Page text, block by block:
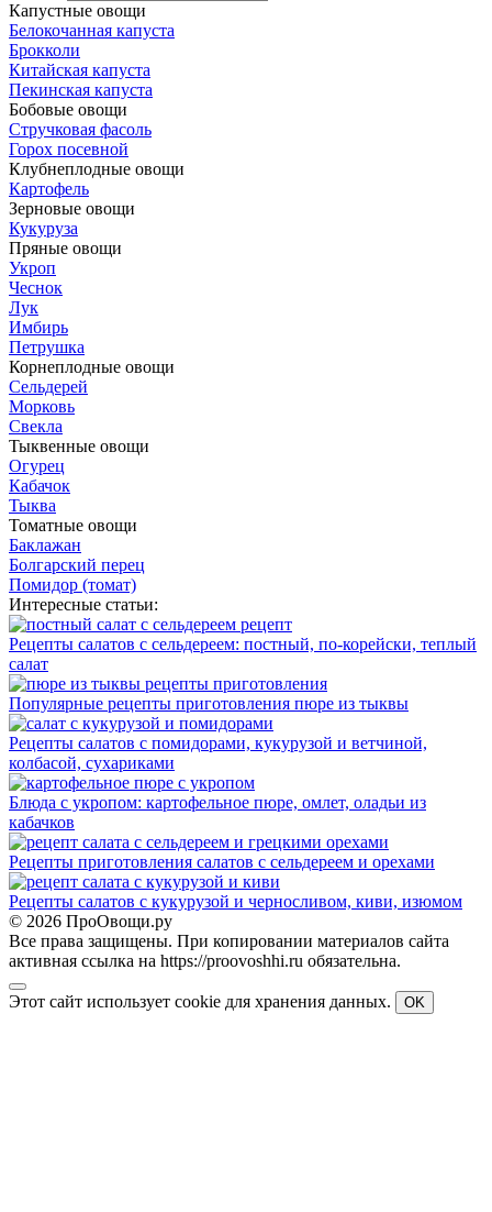
Капустные овощи
Белокочанная капуста
Брокколи
Китайская капуста
Пекинская капуста
Бобовые овощи
Стручковая фасоль
Горох посевной
Клубнеплодные овощи
Картофель
Зерновые овощи
Кукуруза
Пряные овощи
Укроп
Чеснок
Лук
Имбирь
Петрушка
Корнеплодные овощи
Сельдерей
Морковь
Свекла
Тыквенные овощи
Огурец
Кабачок
Тыква
Томатные овощи
Баклажан
Болгарский перец
Помидор (томат)
Интересные статьи:
Рецепты салатов с сельдереем: постный, по-корейски, теплый
салат
Популярные рецепты приготовления пюре из тыквы
Рецепты салатов с помидорами, кукурузой и ветчиной,
колбасой, сухариками
Блюда с укропом: картофельное пюре, омлет, оладьи из
кабачков
Рецепты приготовления салатов с сельдереем и орехами
Рецепты салатов с кукурузой и черносливом, киви, изюмом
© 2026 ПроОвощи.ру
Все права защищены. При копировании материалов сайта
активная ссылка на https://proovoshhi.ru обязательна.
Этот сайт использует cookie для хранения данных. OK